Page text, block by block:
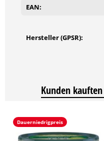
EAN:
Hersteller (GPSR):
Kunden
Dauerniedrigpreis